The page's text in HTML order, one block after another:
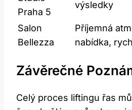
Praha 5
výsledky
Salon‍
Bellezza
Příjemná
⁢nabídka,
Závěrečné
Celý proces liftingu řas